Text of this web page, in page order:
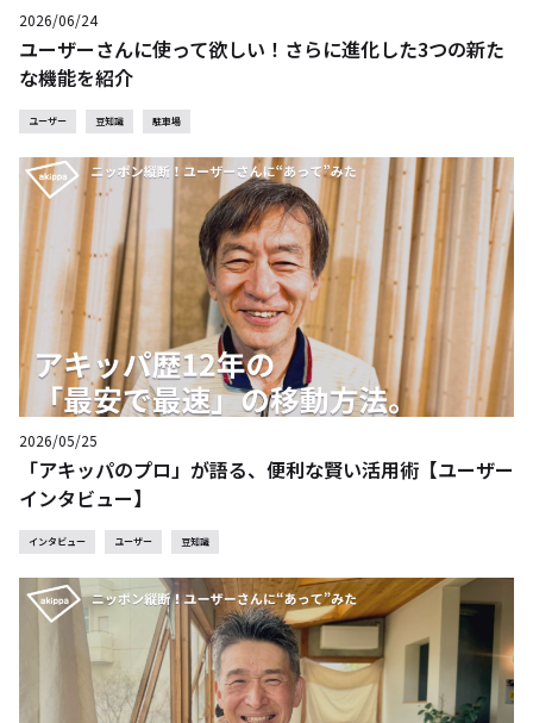
2026/06/24
ユーザーさんに使って欲しい！さらに進化した3つの新た
な機能を紹介
ユーザー 豆知識 駐車場
2026/05/25
「アキッパのプロ」が語る、便利な賢い活用術【ユーザー
インタビュー】
インタビュー ユーザー 豆知識